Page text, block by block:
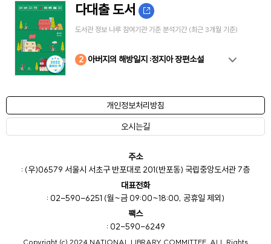
다대출 도서
도서관 정보 나루 참여기관 기준 분석기간 (최근 3개월 기준)
1
2 아버지의 해방일지 :정지아 장편소설
3
4
5
6
7
8
9
10
개인정보처리방침
오시는길
주소
: (우)06579 서울시 서초구 반포대로 201(반포동) 국립중앙도서관 7층
대표전화
: 02-590-6251 (월~금 09:00~18:00, 공휴일 제외)
팩스
: 02-590-6249
Copyright (c) 2024 NATIONAL LIBRARY COMMITTEE, ALL Rights